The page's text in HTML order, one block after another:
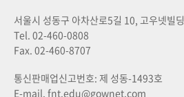
서울시 성동구 아차산로5길 10, 고우넷빌딩
Tel. 02-460-0808
Fax. 02-460-8707
통신판매업신고번호: 제 성동-1493호
E-mail. fnt.edu@gownet.com